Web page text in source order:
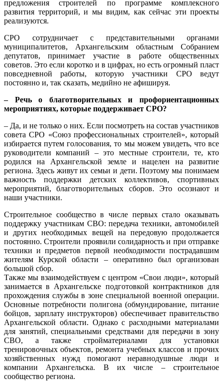
предложения строителей по программе комплексного
развития территорий, и мы видим, как сейчас эти проекты
реализуются.
СРО сотрудничает с представительными органами
муниципалитетов, Архангельским областным Собранием
депутатов, принимает участие в работе общественных
советов. Это если коротко и в цифрах, но есть огромный пласт
повседневной работы, которую участники СРО ведут
постоянно и, так сказать, медийно не афишируя.
– Речь о благотворительных и профориентационных
мероприятиях, которые поддерживает СРО?
– Да, и не только о них. Если посмотреть на состав участников
совета СРО «Союз профессиональных строителей», который
избирается путем голосования, то мы можем увидеть, что все
руководители компаний – это местные строители, те, кто
родился на Архангельской земле и нацелен на развитие
региона. Здесь живут их семьи и дети. Поэтому мы понимаем
важность поддержки детских коллективов, спортивных
мероприятий, благотворительных сборов. Это осознают и
наши участники.
Строительное сообщество в числе первых стало оказывать
поддержку участникам СВО: передача техники, автомобилей
и других необходимых вещей на передовую продолжается
постоянно. Строители проявили солидарность и при отправке
техники и предметов первой необходимости пострадавшим
жителям Курской области – оперативно был организован
большой сбор.
Также мы взаимодействуем с центром «Свои люди», который
занимается в Архангельске подготовкой контрактников для
прохождения службы в зоне специальной военной операции.
Основные потребности полигона (обмундирование, питание
бойцов, зарплату инструкторов) обеспечивает правительство
Архангельской области. Однако с расходными материалами
для занятий, специальными средствами для передачи в зону
СВО, а также стройматериалами для установки
тренировочных объектов, ремонта учебных классов и прочих
хозяйственных нужд помогают неравнодушные люди и
компании Архангельска. В их числе – строительное
сообщество региона.